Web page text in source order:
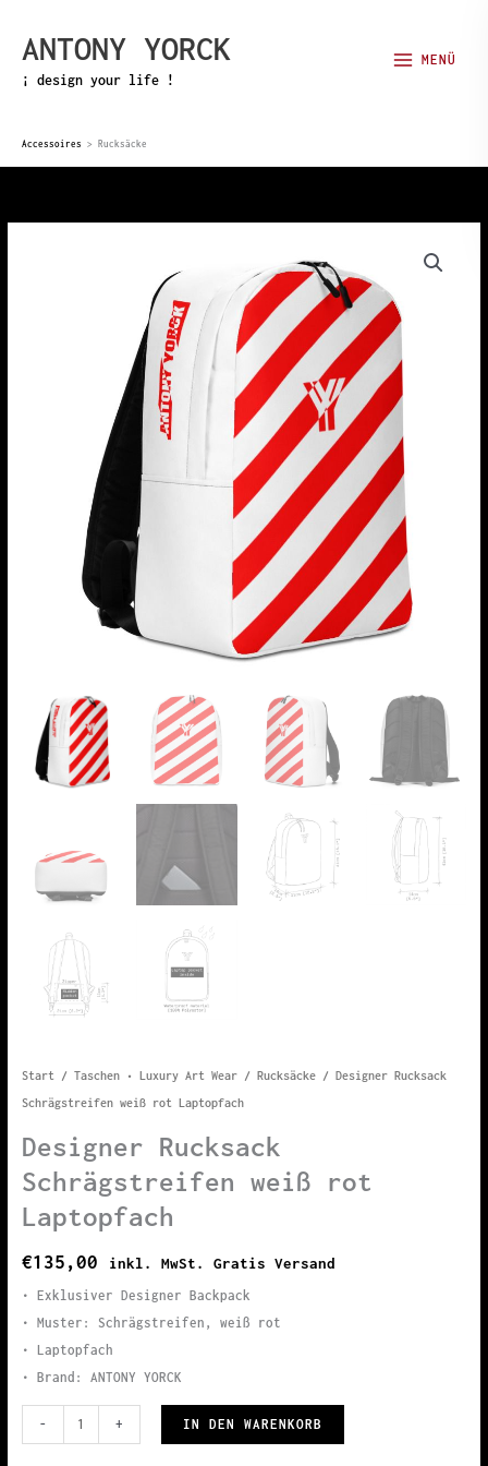
InhaltANTONY YORCK
¡ design your life !
MENÜ
Accessoires > Rucksäcke
Start / Taschen • Luxury Art Wear/ Rucksäcke/ Designer Rucksack
Schrägstreifen weiß rot Laptopfach
Designer Rucksack
Schrägstreifen weiß rot
Laptopfach
€135,00 inkl. MwSt. Gratis Versand
• Exklusiver Designer Backpack
• Muster: Schrägstreifen, weiß rot
• Laptopfach
• Brand: ANTONY YORCK
-
Designer
Rucksack
+ IN DEN WARENKORB